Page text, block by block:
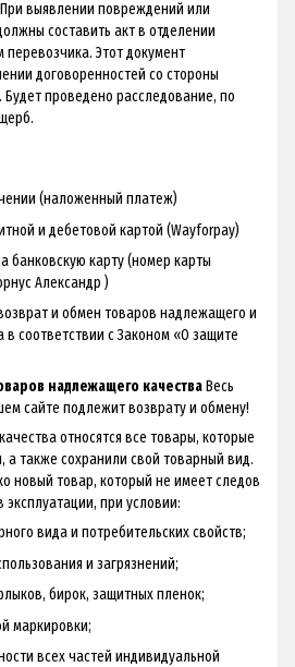
выявлении повреждений или
составить акт в отделении
Этот документ
договоренностей со стороны
проведено расследование, по
(наложенный платеж)
и дебетовой картой (Wayforpay)
банковскую карту (номер карты
Александр )
и обмен товаров надлежащего и
соответствии с Законом «О защите
надлежащего качестваВесь
сайте подлежит возврату и обмену!
относятся все товары, которые
а также сохранили свой товарный вид.
новый товар, который не имеет следов
при условии:
вида и потребительских свойств;
и загрязнений;
бирок, защитных пленок;
маркировки;
всех частей индивидуальной